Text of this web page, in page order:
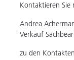
Kontaktieren Sie
Andrea
Verkauf
zu den